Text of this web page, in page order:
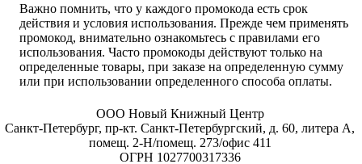
Важно помнить, что у каждого промокода есть срок
действия и условия использования. Прежде чем применять
промокод, внимательно ознакомьтесь с правилами его
использования. Часто промокоды действуют только на
определенные товары, при заказе на определенную сумму
или при использовании определенного способа оплаты.
ООО Новый Книжный Центр
Cанкт-Петербург, пр-кт. Санкт-Петербургский, д. 60, литера А,
помещ. 2-Н/помещ. 273/офис 411
ОГРН 1027700317336